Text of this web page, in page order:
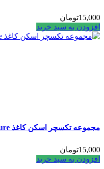
15,000تومان
افزودن به سبد خرید
مجموعه تکسچر اسکن کاغذ Paper Scan Texture
15,000تومان
افزودن به سبد خرید